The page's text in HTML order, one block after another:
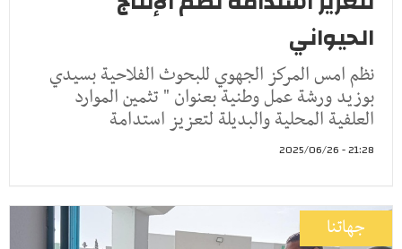
الحيواني
نظم امس المركز الجهوي للبحوث الفلاحية بسيدي
بوزيد ورشة عمل وطنية بعنوان " تثمين الموارد
العلفية المحلية والبديلة لتعزيز استدامة
21:28 - 2025/06/26
جهاتنا